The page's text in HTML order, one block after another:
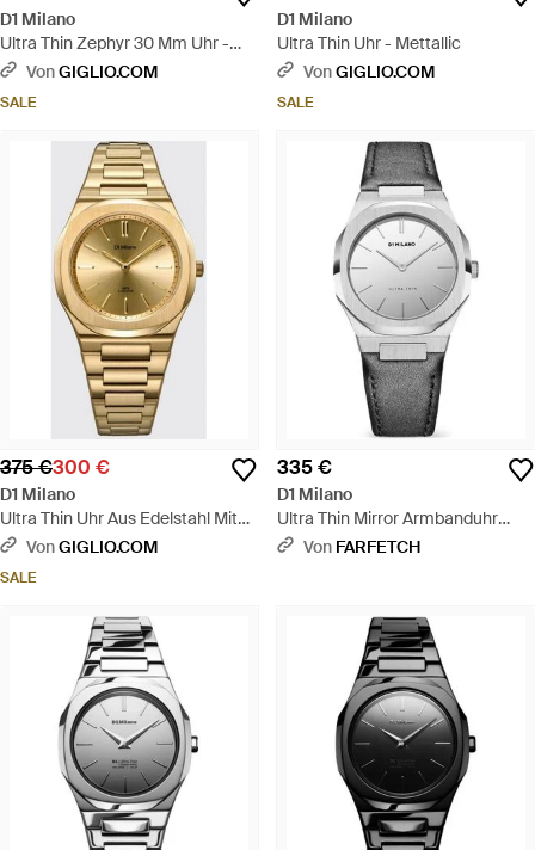
D1 Milano
Ultra Thin Zephyr 30 Mm Uhr -
Mettallic
VonGIGLIO.COM
SALE
D1 Milano
Ultra Thin Uhr - Mettallic
VonGIGLIO.COM
SALE
375 €300 €
D1 Milano
Ultra Thin Uhr Aus Edelstahl Mit
Entspiegeltem Saphirglas -
VonGIGLIO.COM
SALE
335 €
D1 Milano
Ultra Thin Mirror Armbanduhr
34Mm - Grau
Von FARFETCH